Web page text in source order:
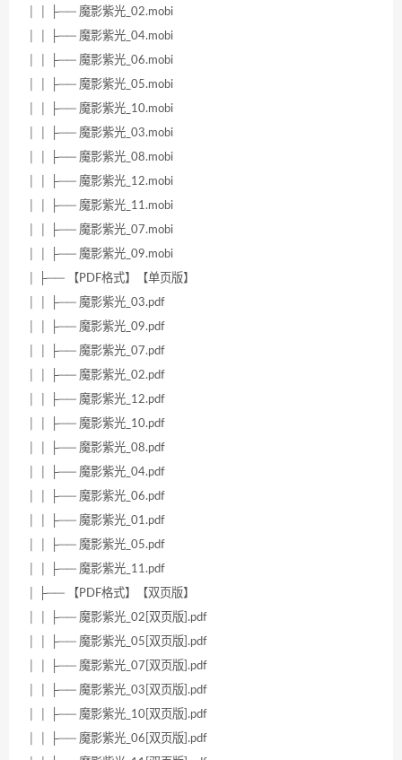
│ │ ├── 魔影紫光_02.mobi
│ │ ├── 魔影紫光_04.mobi
│ │ ├── 魔影紫光_06.mobi
│ │ ├── 魔影紫光_05.mobi
│ │ ├── 魔影紫光_10.mobi
│ │ ├── 魔影紫光_03.mobi
│ │ ├── 魔影紫光_08.mobi
│ │ ├── 魔影紫光_12.mobi
│ │ ├── 魔影紫光_11.mobi
│ │ ├── 魔影紫光_07.mobi
│ │ ├── 魔影紫光_09.mobi
│ ├── 【PDF格式】【单页版】
│ │ ├── 魔影紫光_03.pdf
│ │ ├── 魔影紫光_09.pdf
│ │ ├── 魔影紫光_07.pdf
│ │ ├── 魔影紫光_02.pdf
│ │ ├── 魔影紫光_12.pdf
│ │ ├── 魔影紫光_10.pdf
│ │ ├── 魔影紫光_08.pdf
│ │ ├── 魔影紫光_04.pdf
│ │ ├── 魔影紫光_06.pdf
│ │ ├── 魔影紫光_01.pdf
│ │ ├── 魔影紫光_05.pdf
│ │ ├── 魔影紫光_11.pdf
│ ├── 【PDF格式】【双页版】
│ │ ├── 魔影紫光_02[双页版].pdf
│ │ ├── 魔影紫光_05[双页版].pdf
│ │ ├── 魔影紫光_07[双页版].pdf
│ │ ├── 魔影紫光_03[双页版].pdf
│ │ ├── 魔影紫光_10[双页版].pdf
│ │ ├── 魔影紫光_06[双页版].pdf